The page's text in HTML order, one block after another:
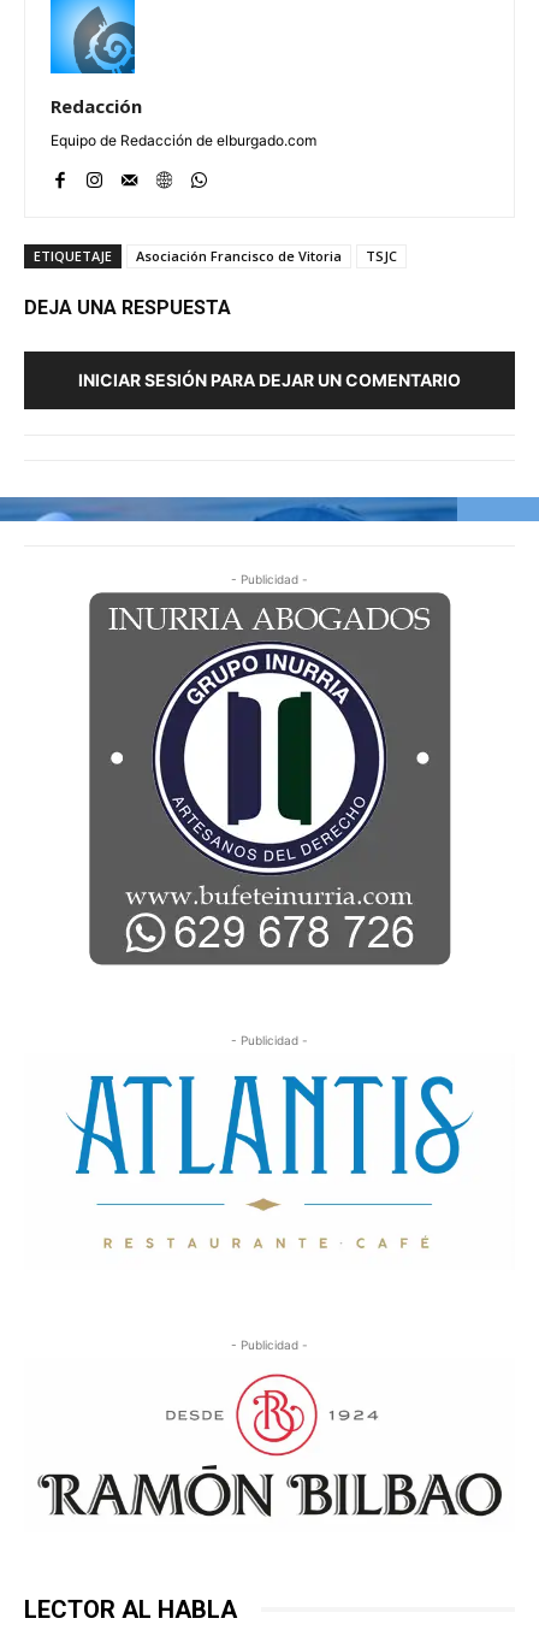
Redacción
Equipo de Redacción de elburgado.com
ETIQUETAJE Asociación Francisco de Vitoria TSJC
DEJA UNA RESPUESTA
INICIAR SESIÓN PARA DEJAR UN COMENTARIO
- Publicidad -
- Publicidad -
- Publicidad -
LECTOR AL HABLA